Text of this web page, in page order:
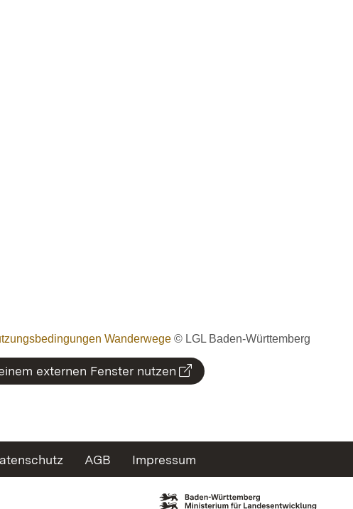
Wanderwege © LGL Baden-Württemberg
externen Fenster nutzen
AGB Impressum